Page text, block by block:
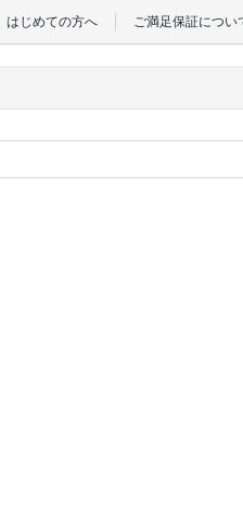
はじめての方へ ご満足保証につい